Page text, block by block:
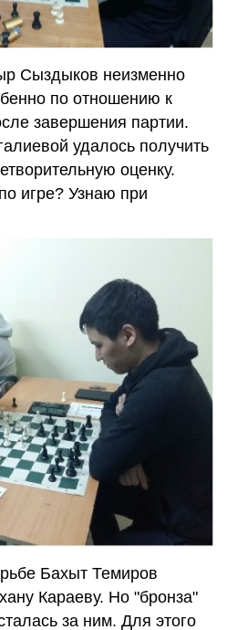
Сыздыков неизменно
по отношению к
завершения партии.
удалось получить
оценку.
игре? Узнаю при
Бахыт Темиров
Караеву. Но "бронза"
за ним. Для этого